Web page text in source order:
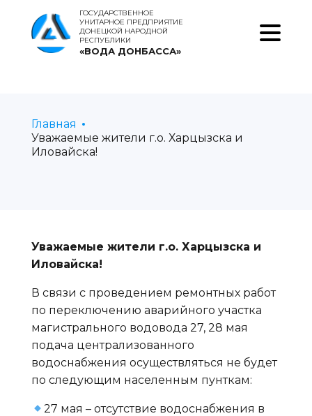
ГОСУДАРСТВЕННОЕ
УНИТАРНОЕ ПРЕДПРИЯТИЕ
ДОНЕЦКОЙ НАРОДНОЙ
РЕСПУБЛИКИ
«ВОДА ДОНБАССА»
Главная
Уважаемые жители г.о. Харцызска и
Иловайска!
Уважаемые жители г.о. Харцызска и
Иловайска!
В связи с проведением ремонтных работ
по переключению аварийного участка
магистрального водовода 27, 28 мая
подача централизованного
водоснабжения осуществляться не будет
по следующим населенным пунткам:
27 мая – отсутствие водоснабжения в